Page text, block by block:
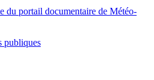
du portail documentaire de Météo-
publiques